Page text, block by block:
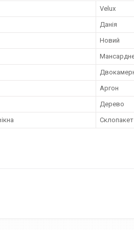
Velux
Данія
Новий
Аргон
Дерево
Склопакет